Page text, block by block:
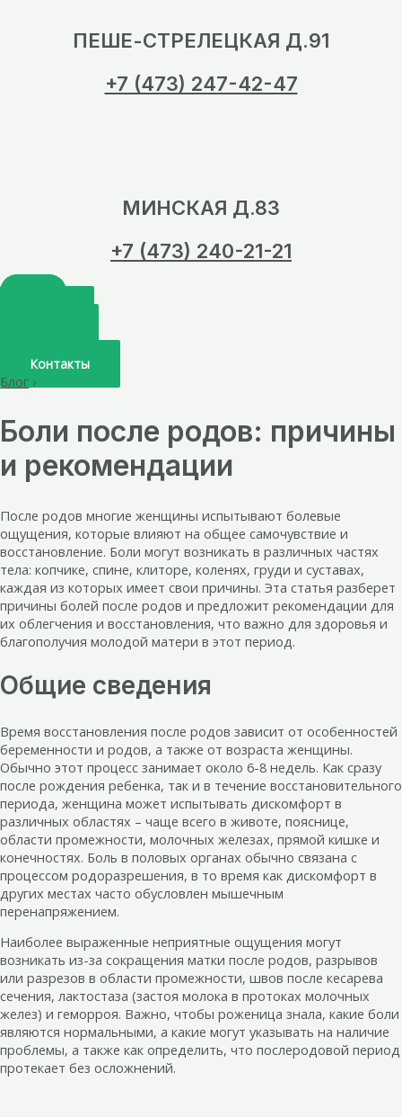
ПЕШЕ-СТРЕЛЕЦКАЯ Д.91
+7 (473) 247-42-47
МИНСКАЯ Д.83
+7 (473) 240-21-21
Контакты
Блог ›
Боли после родов: причины
и рекомендации
После родов многие женщины испытывают болевые
ощущения, которые влияют на общее самочувствие и
восстановление. Боли могут возникать в различных частях
тела: копчике, спине, клиторе, коленях, груди и суставах,
каждая из которых имеет свои причины. Эта статья разберет
причины болей после родов и предложит рекомендации для
их облегчения и восстановления, что важно для здоровья и
благополучия молодой матери в этот период.
Общие сведения
Время восстановления после родов зависит от особенностей
беременности и родов, а также от возраста женщины.
Обычно этот процесс занимает около 6-8 недель. Как сразу
после рождения ребенка, так и в течение восстановительного
периода, женщина может испытывать дискомфорт в
различных областях – чаще всего в животе, пояснице,
области промежности, молочных железах, прямой кишке и
конечностях. Боль в половых органах обычно связана с
процессом родоразрешения, в то время как дискомфорт в
других местах часто обусловлен мышечным
перенапряжением.
Наиболее выраженные неприятные ощущения могут
возникать из-за сокращения матки после родов, разрывов
или разрезов в области промежности, швов после кесарева
сечения, лактостаза (застоя молока в протоках молочных
желез) и геморроя. Важно, чтобы роженица знала, какие боли
являются нормальными, а какие могут указывать на наличие
проблемы, а также как определить, что послеродовой период
протекает без осложнений.